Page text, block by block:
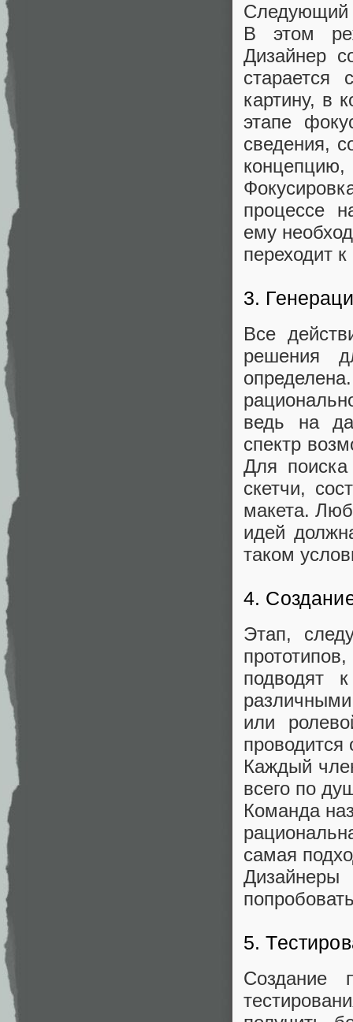
Следующий
В этом
Дизайнер
старается
картину, в
этапе
сведения,
процессе
ему
переходит
3.
Все
решения
ведь на
спектр
Для
скетчи,
макета.
идей
таком
4.
Этап,
подводят
или
проводится
Каждый
всего по
Команда
самая
5.
Создание